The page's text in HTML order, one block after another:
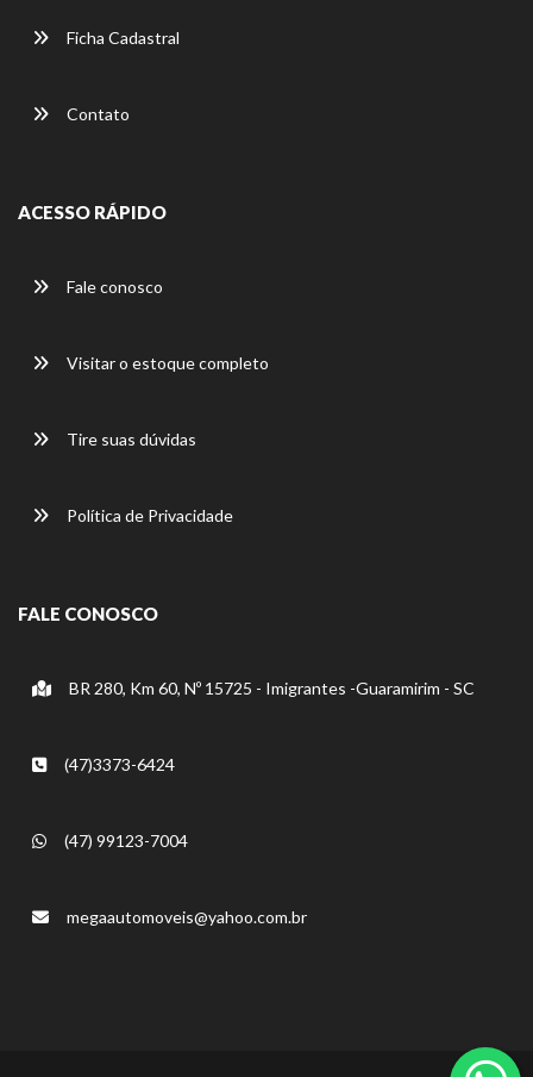
Ficha Cadastral
Contato
ACESSO RÁPIDO
Fale conosco
Visitar o estoque completo
Tire suas dúvidas
Política de Privacidade
FALE CONOSCO
BR 280, Km 60, Nº 15725 - Imigrantes -Guaramirim - SC
(47)3373-6424
(47) 99123-7004
megaautomoveis@yahoo.com.br